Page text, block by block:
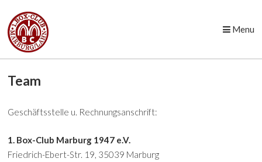
Menu
Team
Geschäftsstelle u. Rechnungsanschrift:
1. Box-Club Marburg 1947 e.V.
Friedrich-Ebert-Str. 19, 35039 Marburg